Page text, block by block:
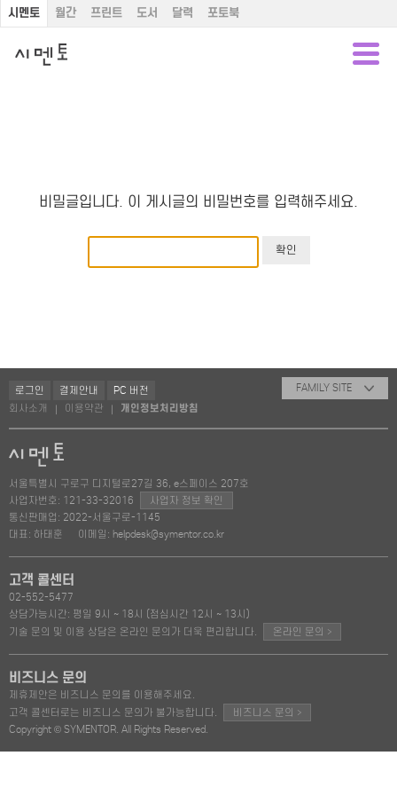
시멘토 월간 프린트 도서 달력 포토북
비밀글입니다. 이 게시글의 비밀번호를 입력해주세요.
로그인 결제안내
PC 버전
회사소개
이용약관 개인정보처리방침
FAMILY SITE
서울특별시 구로구 디지털로27길 36, e스페이스 207호
사업자번호: 121-33-32016
사업자 정보 확인
통신판매업: 2022-서울구로-1145
대표: 하태훈
이메일: helpdesk@symentor.co.kr
고객 콜센터
02-552-5477
상담가능시간: 평일 9시 ~ 18시 (점심시간 12시 ~ 13시)
기술 문의 및 이용 상담은 온라인 문의가 더욱 편리합니다.
온라인 문의 >
비즈니스 문의
제휴제안은 비즈니스 문의를 이용해주세요.
고객 콜센터로는 비즈니스 문의가 불가능합니다.
비즈니스 문의 >
Copyright © SYMENTOR. All Rights Reserved.